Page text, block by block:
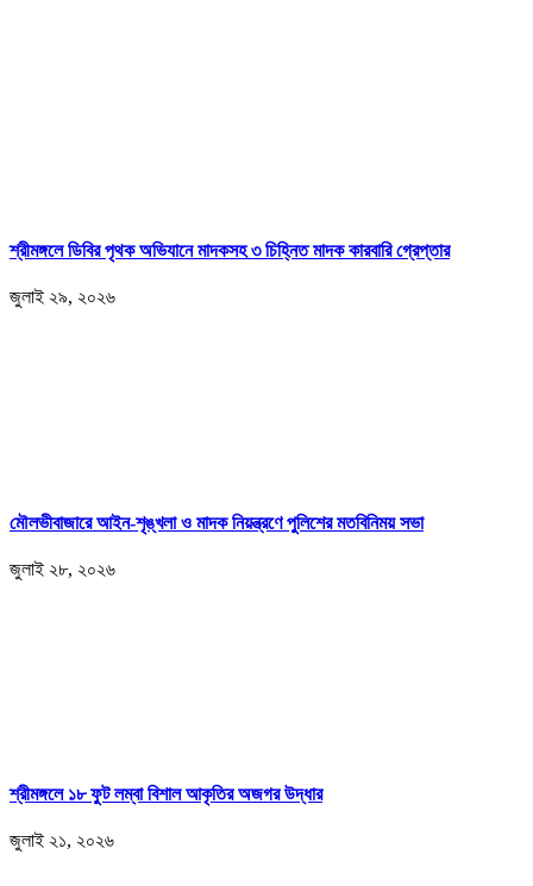
শ্রীমঙ্গলে ডিবির পৃথক অভিযানে মাদকসহ ৩ চিহ্নিত মাদক কারবারি গ্রেপ্তার
জুলাই ২৯, ২০২৬
মৌলভীবাজারে আইন-শৃঙ্খলা ও মাদক নিয়ন্ত্রণে পুলিশের মতবিনিময় সভা
জুলাই ২৮, ২০২৬
শ্রীমঙ্গলে ১৮ ফুট লম্বা বিশাল আকৃতির অজগর উদ্ধার
জুলাই ২১, ২০২৬